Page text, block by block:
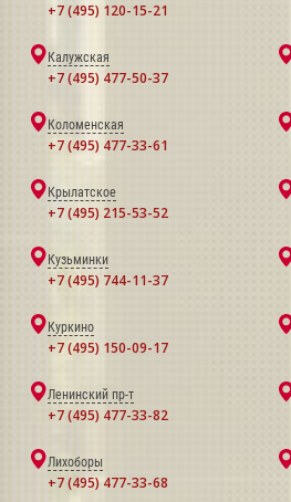
+7 (495) 120-15-21
Калужская
+7 (495) 477-50-37
Коломенская
+7 (495) 477-33-61
Крылатское
+7 (495) 215-53-52
Кузьминки
+7 (495) 744-11-37
Куркино
+7 (495) 150-09-17
Ленинский пр-т
+7 (495) 477-33-82
Лихоборы
+7 (495) 477-33-68